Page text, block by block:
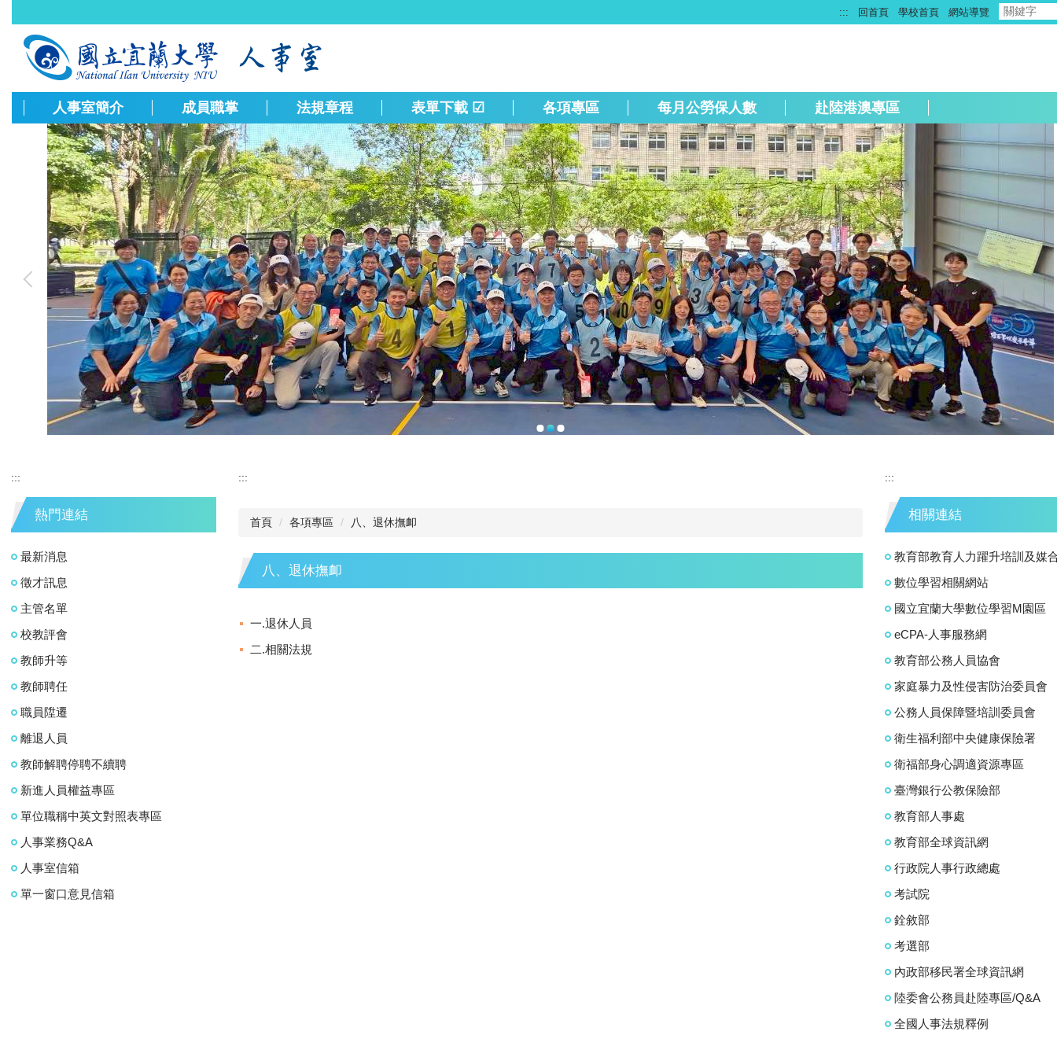
到
容
::: 回首頁 學校首頁 網站導覽
人事室簡介 成員職掌 法規章程 表單下載 ☑ 各項專區 每月公勞保人數 赴陸港澳專區
:::
熱門連結
最新消息
徵才訊息
主管名單
校教評會
教師升等
教師聘任
職員陞遷
離退人員
教師解聘停聘不續聘
新進人員權益專區
單位職稱中英文對照表專區
人事業務Q&A
人事室信箱
單一窗口意見信箱
:::
首頁 各項專區 八、退休撫卹
八、退休撫卹
一.退休人員
二.相關法規
:::
相關連結
教育部教育人力躍升培訓及媒
數位學習相關網站
國立宜蘭大學數位學習M園區
eCPA-人事服務網
教育部公務人員協會
家庭暴力及性侵害防治委員會
公務人員保障暨培訓委員會
衛生福利部中央健康保險署
衛福部身心調適資源專區
臺灣銀行公教保險部
教育部人事處
教育部全球資訊網
行政院人事行政總處
考試院
銓敘部
考選部
內政部移民署全球資訊網
陸委會公務員赴陸專區/Q&A
全國人事法規釋例